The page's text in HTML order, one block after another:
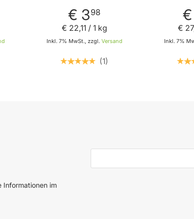
Gerichten von Ramsa
Wolf
€ 398
Inkl. 7% MwSt., zzgl. Versand
€ 22,11 / 1 kg
1
€
Inkl. 7%
€ 27
Informationen im